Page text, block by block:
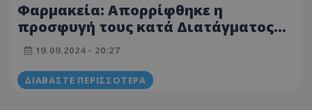
Φαρμακεία: Απορρίφθηκε η
προσφυγή τους κατά Διατάγματος
για ωράρια λειτουργίας
19.09.2024 - 20:27
ΔΙΑΒΆΣΤΕ ΠΕΡΙΣΣΌΤΕΡΑ